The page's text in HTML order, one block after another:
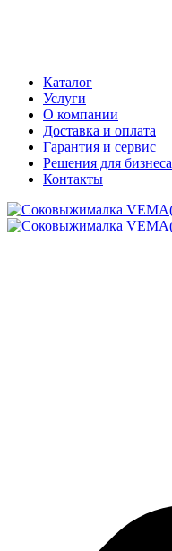
Каталог
Услуги
О компании
Доставка и оплата
Гарантия и сервис
Решения для бизнеса
Контакты